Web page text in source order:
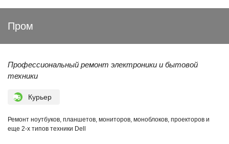
Пром
Профессиональный ремонт электроники и бытовой
техники
Курьер
Ремонт ноутбуков, планшетов, мониторов, моноблоков, проекторов и
еще 2-х типов техники Dell